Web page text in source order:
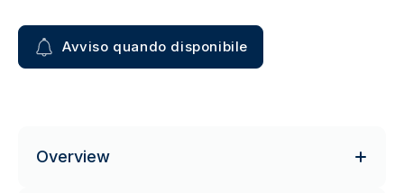
Avviso quando disponibile
Overview